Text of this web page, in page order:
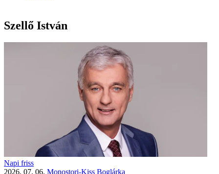
Szellő István
Napi friss
2026. 07. 06. Monostori-Kiss Boglárka